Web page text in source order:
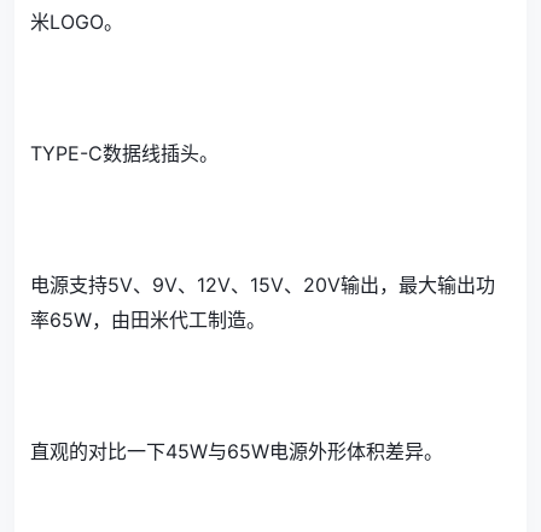
米LOGO。
TYPE-C数据线插头。
电源支持5V、9V、12V、15V、20V输出，最大输出功
率65W，由田米代工制造。
直观的对比一下45W与65W电源外形体积差异。